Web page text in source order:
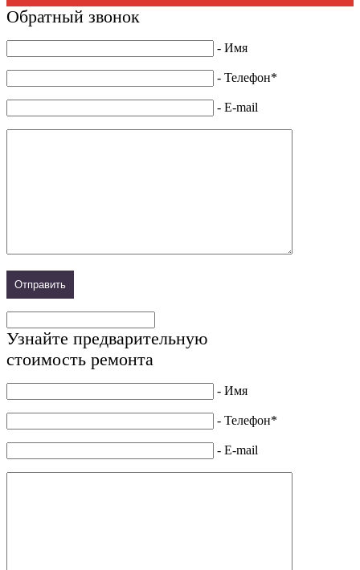
Обратный звонок
- Имя
- Телефон*
- E-mail
Узнайте предварительную
стоимость ремонта
- Имя
- Телефон*
- E-mail